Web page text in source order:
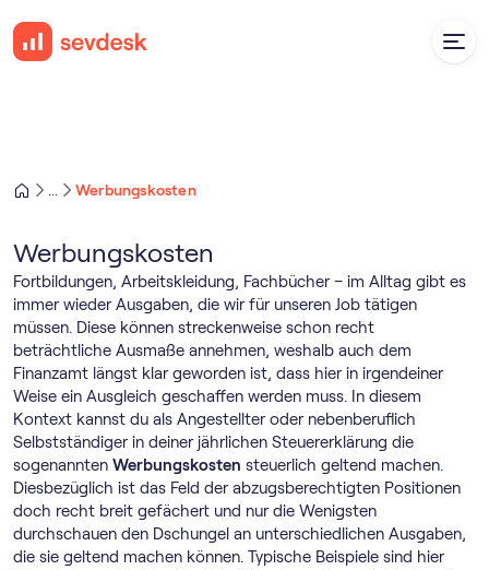
Werbungskosten
Werbungskosten
Fortbildungen, Arbeitskleidung, Fachbücher – im Alltag gibt es
immer wieder Ausgaben, die wir für unseren Job tätigen
müssen. Diese können streckenweise schon recht
beträchtliche Ausmaße annehmen, weshalb auch dem
Finanzamt längst klar geworden ist, dass hier in irgendeiner
Weise ein Ausgleich geschaffen werden muss. In diesem
Kontext kannst du als Angestellter oder nebenberuflich
Selbstständiger in deiner jährlichen Steuererklärung die
sogenannten Werbungskosten steuerlich geltend machen.
Diesbezüglich ist das Feld der abzugsberechtigten Positionen
doch recht breit gefächert und nur die Wenigsten
durchschauen den Dschungel an unterschiedlichen Ausgaben,
die sie geltend machen können. Typische Beispiele sind hier